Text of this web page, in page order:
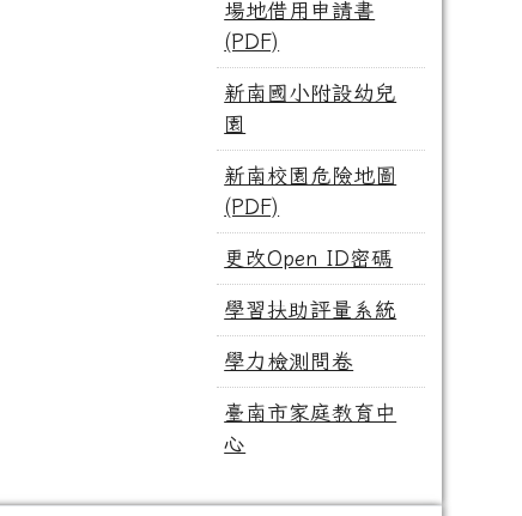
場地借用申請書
(PDF)
新南國小附設幼兒
園
新南校園危險地圖
(PDF)
更改Open ID密碼
學習扶助評量系統
學力檢測問卷
臺南市家庭教育中
心